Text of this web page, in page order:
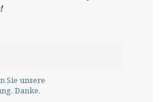
Sie unsere
Danke.